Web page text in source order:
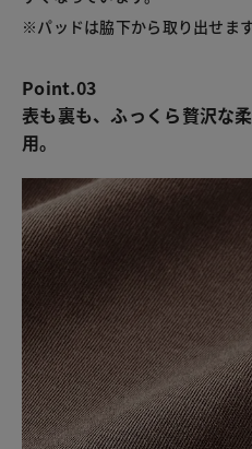
※パッドは脇下から取り出せます
Point.03
表も裏も、ふっくら贅沢な
用。